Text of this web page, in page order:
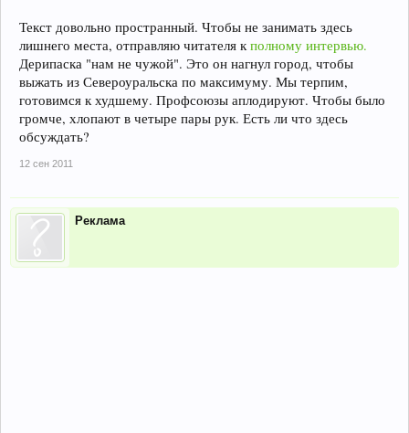
Текст довольно пространный. Чтобы не занимать здесь
лишнего места, отправляю читателя кполному интервью.
Дерипаска "нам не чужой". Это он нагнул город, чтобы
выжать из Североуральска по максимуму. Мы терпим,
готовимся к худшему. Профсоюзы аплодируют. Чтобы было
громче, хлопают в четыре пары рук. Есть ли что здесь
обсуждать?
12 сен 2011
Реклама